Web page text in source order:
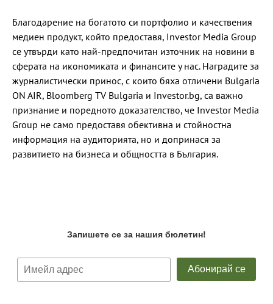
Благодарение на богатото си портфолио и качествения
медиен продукт, който предоставя, Investor Media Group
се утвърди като най-предпочитан източник на новини в
сферата на икономиката и финансите у нас. Наградите за
журналистически принос, с които бяха oтличени Bulgaria
ON AIR, Bloomberg TV Bulgaria и Investor.bg, са важно
признание и поредното доказателство, че Investor Media
Group не само предоставя обективна и стойностна
информация на аудиторията, но и допринася за
развитието на бизнеса и общността в България.